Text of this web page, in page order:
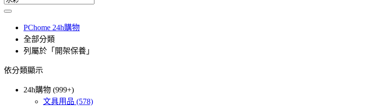
PChome 24h購物
全部分類
列屬於「開架保養」
依分類顯示
24h購物 (999+)
文具用品 (578)